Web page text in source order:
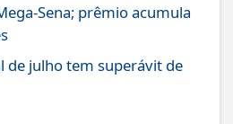
Sena; prêmio acumula
de julho tem superávit de